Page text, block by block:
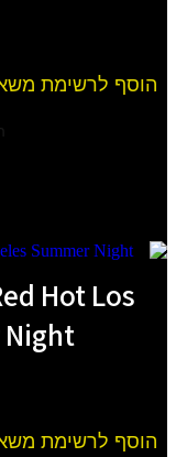
הוסף לרשימת
Hot Los
Night
הוסף לרשימת